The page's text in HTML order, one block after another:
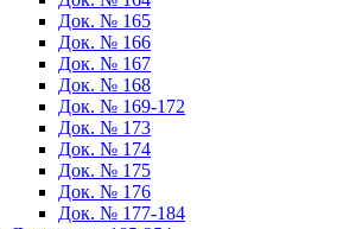
Док. № 165
Док. № 166
Док. № 167
Док. № 168
Док. № 169-172
Док. № 173
Док. № 174
Док. № 175
Док. № 176
Док. № 177-184